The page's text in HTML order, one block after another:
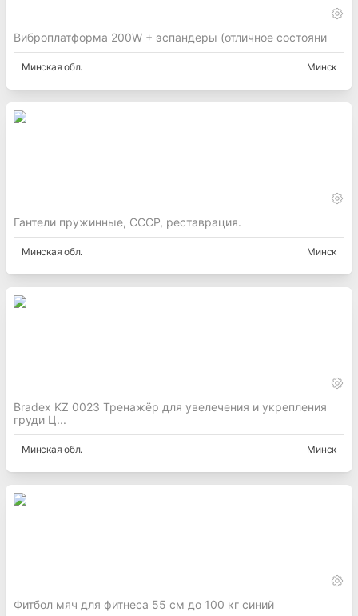
Виброплатформа 200W + эспандеры (отличное состояни
Минская обл. Минск
Гантели пружинные, СССР, реставрация.
Минская обл. Минск
Bradex KZ 0023 Тренажёр для увелечения и укрепления
груди Ц...
Минская обл. Минск
Фитбол мяч для фитнеса 55 см до 100 кг синий